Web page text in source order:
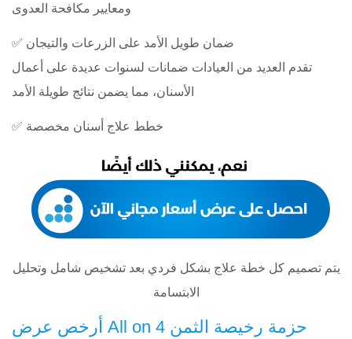
ومعايير مكافحة العدوى
✅ ضمان طويل الأمد على الزرعات والتيجان
تقدم العديد من العيادات ضمانات لسنوات عديدة على أعمال
الأسنان، مما يضمن نتائج طويلة الأمد
✅ خطط علاج أسنان مخصصة
يتم تصميم كل خطة علاج بشكل فردي بعد تشخيص شامل وتحليل
الابتسامة
أرخص عرض All on 4 حزمة رخيصة الثمن